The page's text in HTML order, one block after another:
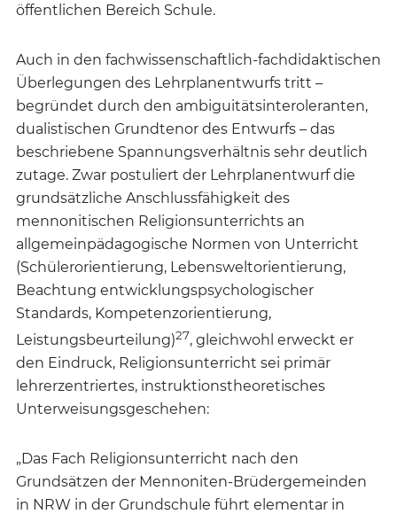
öffentlichen Bereich Schule.
Auch in den fachwissenschaftlich-fachdidaktischen
Überlegungen des Lehrplanentwurfs tritt –
begründet durch den ambiguitätsinteroleranten,
dualistischen Grundtenor des Entwurfs – das
beschriebene Spannungsverhältnis sehr deutlich
zutage. Zwar postuliert der Lehrplanentwurf die
grundsätzliche Anschlussfähigkeit des
mennonitischen Religionsunterrichts an
allgemeinpädagogische Normen von Unterricht
(Schülerorientierung, Lebensweltorientierung,
Beachtung entwicklungspsychologischer
Standards, Kompetenzorientierung,
Leistungsbeurteilung)27, gleichwohl erweckt er
den Eindruck, Religionsunterricht sei primär
lehrerzentriertes, instruktionstheoretisches
Unterweisungsgeschehen:
„Das Fach Religionsunterricht nach den
Grundsätzen der Mennoniten-Brüdergemeinden
in NRW in der Grundschule führt elementar in